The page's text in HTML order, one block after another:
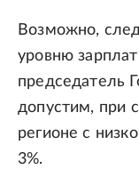
Возможно,
уровню
председатель
допустим, при
регионе с
3%.